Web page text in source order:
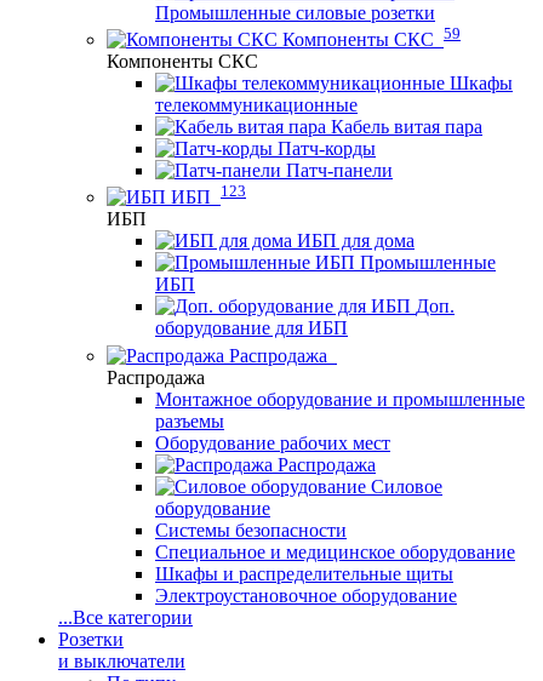
Промышленные силовые розетки
Компоненты СКС 59
Компоненты СКС
Шкафы
телекоммуникационные
Кабель витая пара
Патч-корды
Патч-панели
ИБП
123
ИБП
ИБП для дома
Промышленные
ИБП
Доп.
оборудование для ИБП
Распродажа
Распродажа
Монтажное оборудование и промышленные
разъемы
Оборудование рабочих мест
Распродажа
Силовое
оборудование
Системы безопасности
Специальное и медицинское оборудование
Шкафы и распределительные щиты
Электроустановочное оборудование
...Все категории
Розетки
и выключатели